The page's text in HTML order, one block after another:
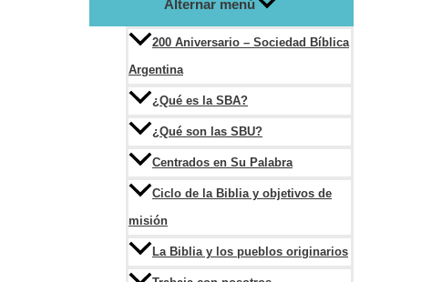
Alternar menú
200 Aniversario – Sociedad Bíblica
Argentina
¿Qué es la SBA?
¿Qué son las SBU?
Centrados en Su Palabra
Ciclo de la Biblia y objetivos de
misión
La Biblia y los pueblos originarios